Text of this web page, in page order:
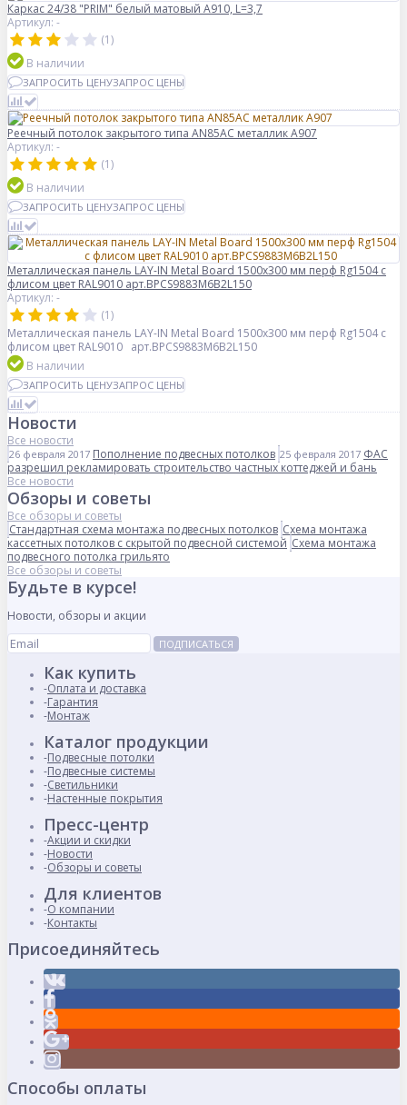
Каркас 24/38 "PRIM" белый матовый A910, L=3,7
Артикул: -
(1)
В наличии
ЗАПРОСИТЬ ЦЕНУЗАПРОС ЦЕНЫ
Реечный потолок закрытого типа AN85AС металлик А907
Артикул: -
(1)
В наличии
ЗАПРОСИТЬ ЦЕНУЗАПРОС ЦЕНЫ
Металлическая панель LAY-IN Metal Board 1500x300 мм перф Rg1504 с
флисом цвет RAL9010 арт.BPCS9883M6B2L150
Артикул: -
(1)
Металлическая панель LAY-IN Metal Board 1500x300 мм перф Rg1504 с
флисом цвет RAL9010 арт.BPCS9883M6B2L150
В наличии
ЗАПРОСИТЬ ЦЕНУЗАПРОС ЦЕНЫ
Новости
Все новости
26 февраля 2017 Пополнение подвесных потолков 25 февраля 2017 ФАС
разрешил рекламировать строительство частных коттеджей и бань
Все новости
Обзоры и советы
Все обзоры и советы
Стандартная схема монтажа подвесных потолков Схема монтажа
кассетных потолков с скрытой подвесной системой Схема монтажа
подвесного потолка грильято
Все обзоры и советы
Будьте в курсе!
Новости, обзоры и акции
ПОДПИСАТЬСЯ
Как купить
Оплата и доставка
Гарантия
Монтаж
Каталог продукции
Подвесные потолки
Подвесные системы
Светильники
Настенные покрытия
Пресс-центр
Акции и скидки
Новости
Обзоры и советы
Для клиентов
О компании
Контакты
Присоединяйтесь
Способы оплаты